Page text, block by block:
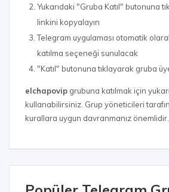
Yukarıdaki "Gruba Katıl" butonuna
linkini kopyalayın
Telegram uygulaması otomatik
katılma seçeneği sunulacak
"Katıl" butonuna tıklayarak gruba
elchapovip grubuna katılmak için
kullanabilirsiniz. Grup yöneticileri
kurallara uygun davranmanız önemlidir.